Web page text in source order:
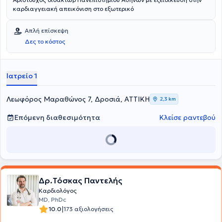
καρδιαγγειακή απεικόνιση στο εξωτερικό
Απλή επίσκεψη
Δες το κόστος
Ιατρείο 1
Λεωφόρος Μαραθώνος 7, Δροσιά, ΑΤΤΙΚΗ 2,3 km
Επόμενη διαθεσιμότητα Κλείσε ραντεβού
Δρ.Τόσκας Παντελής
Καρδιολόγος
MD, PhDc
10.0|173 αξιολογήσεις